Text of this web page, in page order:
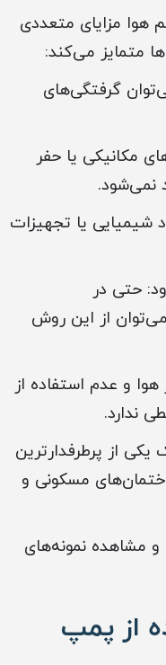
هوا مزایای متعددی
متمایز می‌کند:
گرفتگی‌های
مکانیکی یا حفر
نمی‌شود.
شیمیایی یا تجهیزات
حتی در
از این روش
و عدم استفاده از
ندارد.
از پرطرفدارترین
مسکونی و
مشاهده نمونه‌های
از پمپ